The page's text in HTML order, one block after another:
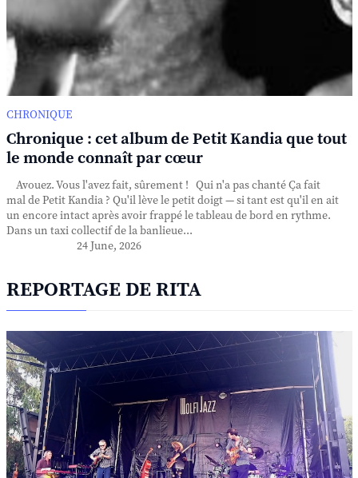
CHRONIQUE
Chronique : cet album de Petit Kandia que tout
le monde connaît par cœur
Avouez. Vous l'avez fait, sûrement ! Qui n'a pas chanté Ça fait
mal de Petit Kandia ? Qu'il lève le petit doigt — si tant est qu'il en ait
un encore intact après avoir frappé le tableau de bord en rythme.
Dans un taxi collectif de la banlieue...
24 June, 2026
REPORTAGE DE RITA